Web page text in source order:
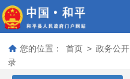
您的位置： 首页 > 政务公开
录